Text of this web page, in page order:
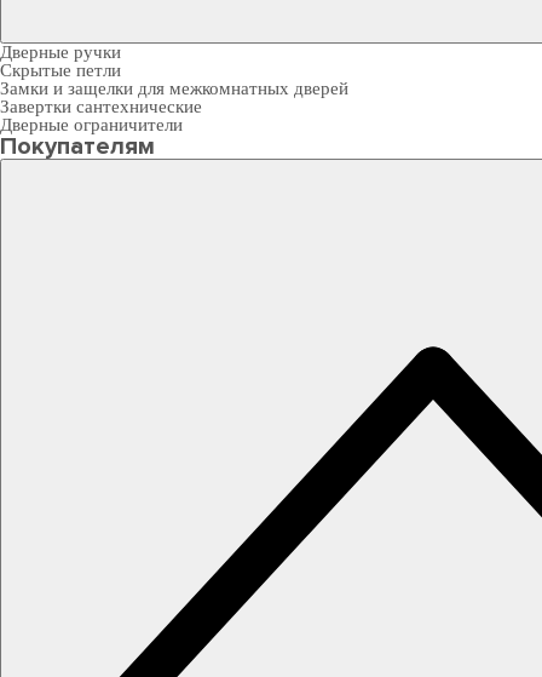
Дверные ручки
Скрытые петли
Замки и защелки для межкомнатных дверей
Завертки сантехнические
Дверные ограничители
Покупателям